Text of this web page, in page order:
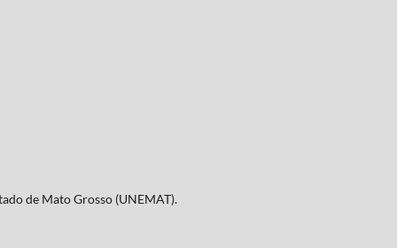
de Mato Grosso (UNEMAT).